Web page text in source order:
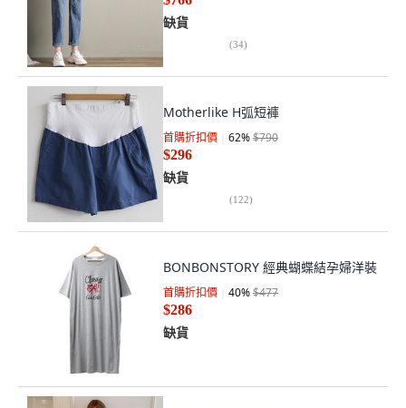
缺貨
(34)
Motherlike H弧短褲
首購折扣價 62%$790
$296
缺貨
(122)
BONBONSTORY 經典蝴蝶結孕婦洋裝
首購折扣價 40%$477
$286
缺貨